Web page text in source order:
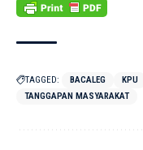
TAGGED: BACALEG KPU
TANGGAPAN MASYARAKAT